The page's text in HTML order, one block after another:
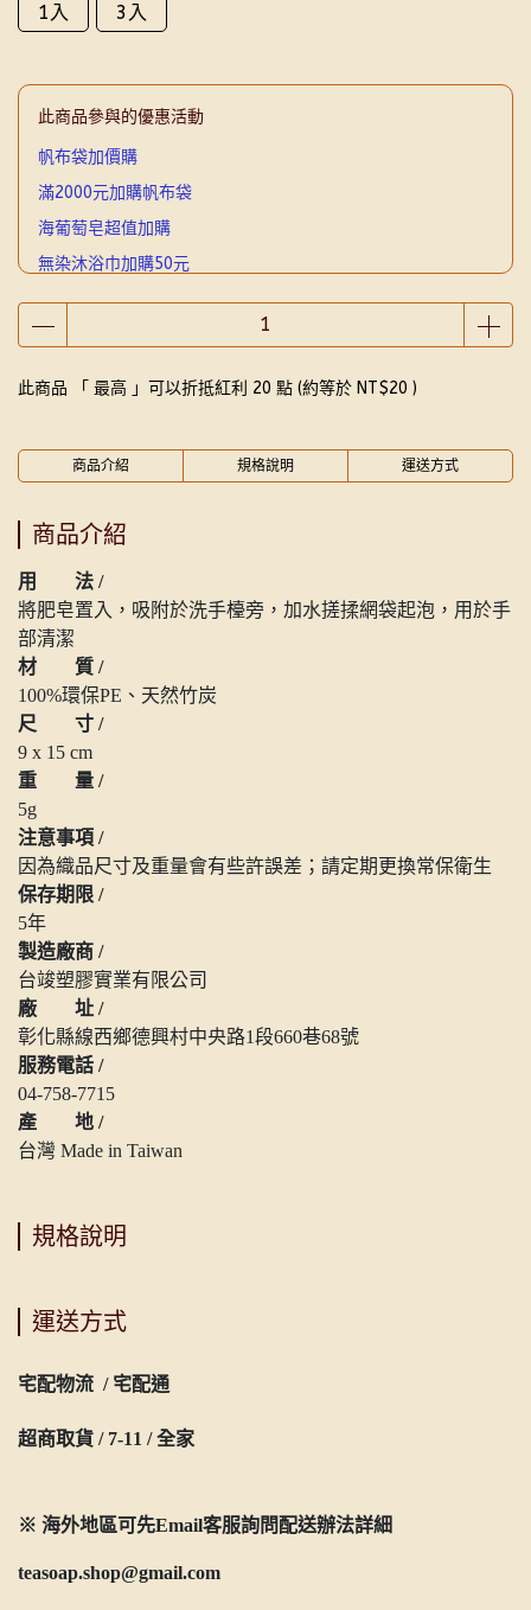
1入
3入
此商品參與的優惠活動
帆布袋加價購
滿2000元加購帆布袋
海葡萄皂超值加購
無染沐浴巾加購50元
5000元贈品
此商品 「 最高 」可以折抵紅利 20 點 (約等於 NT$20 )
商品介紹 規格說明 運送方式
商品介紹
用 法 /
將肥皂置入，吸附於洗手檯旁，加水搓揉網袋起泡，用於手
部清潔
材 質 /
100%環保PE、天然竹炭
尺 寸 /
9 x 15 cm
重 量 /
5g
注意事項 /
因為織品尺寸及重量會有些許誤差；請定期更換常保衛生
保存期限 /
5年
製造廠商 /
台竣塑膠實業有限公司
廠 址 /
彰化縣線西鄉德興村中央路1段660巷68號
服務電話 /
04-758-7715
產 地 /
台灣 Made in Taiwan
規格說明
運送方式
宅配物流 / 宅配通
超商取貨 / 7-11 / 全家
※ 海外地區可先Email客服詢問配送辦法詳細
teasoap.shop@gmail.com